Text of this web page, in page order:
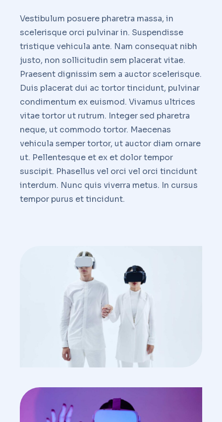
Vestibulum posuere pharetra massa, in
scelerisque orci pulvinar in. Suspendisse
tristique vehicula ante. Nam consequat nibh
justo, non sollicitudin sem placerat vitae.
Praesent dignissim sem a auctor scelerisque.
Duis placerat dui ac tortor tincidunt, pulvinar
condimentum ex euismod. Vivamus ultrices
vitae tortor ut rutrum. Integer sed pharetra
neque, ut commodo tortor. Maecenas
vehicula semper tortor, ut auctor diam ornare
ut. Pellentesque et ex et dolor tempor
suscipit. Phasellus vel orci vel orci tincidunt
interdum. Nunc quis viverra metus. In cursus
tempor purus et tincidunt.